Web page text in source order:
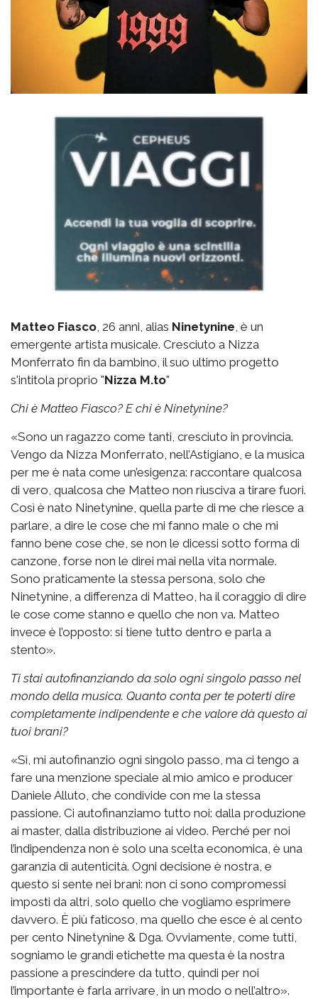
Matteo Fiasco , 26 anni, alias Ninetynine , è un
emergente artista musicale. Cresciuto a Nizza
Monferrato fin da bambino, il suo ultimo progetto
s'intitola proprio "Nizza M.to"
Chi è Matteo Fiasco? E chi è Ninetynine?
«Sono un ragazzo come tanti, cresciuto in provincia.
Vengo da Nizza Monferrato, nell’Astigiano, e la musica
per me è nata come un’esigenza: raccontare qualcosa
di vero, qualcosa che Matteo non riusciva a tirare fuori.
Così è nato Ninetynine, quella parte di me che riesce a
parlare, a dire le cose che mi fanno male o che mi
fanno bene cose che, se non le dicessi sotto forma di
canzone, forse non le direi mai nella vita normale.
Sono praticamente la stessa persona, solo che
Ninetynine, a differenza di Matteo, ha il coraggio di dire
le cose come stanno e quello che non va. Matteo
invece è l’opposto: si tiene tutto dentro e parla a
stento».
Ti stai autofinanziando da solo ogni singolo passo nel
mondo della musica. Quanto conta per te poterti dire
completamente indipendente e che valore dà questo ai
tuoi brani?
«Sì, mi autofinanzio ogni singolo passo, ma ci tengo a
fare una menzione speciale al mio amico e producer
Daniele Alluto, che condivide con me la stessa
passione. Ci autofinanziamo tutto noi: dalla produzione
ai master, dalla distribuzione ai video. Perché per noi
l’indipendenza non è solo una scelta economica, è una
garanzia di autenticità. Ogni decisione è nostra, e
questo si sente nei brani: non ci sono compromessi
imposti da altri, solo quello che vogliamo esprimere
davvero. È più faticoso, ma quello che esce è al cento
per cento Ninetynine & Dga. Ovviamente, come tutti,
sogniamo le grandi etichette ma questa è la nostra
passione a prescindere da tutto, quindi per noi
l’importante è farla arrivare, in un modo o nell’altro».